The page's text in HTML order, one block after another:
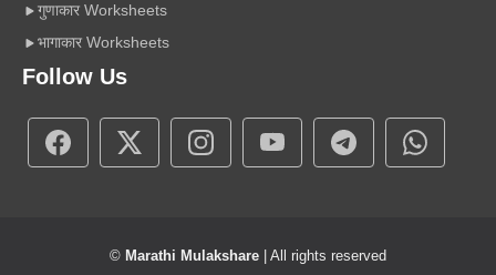
गुणाकार Worksheets
भागाकार Worksheets
Follow Us
© Marathi Mulakshare | All rights reserved